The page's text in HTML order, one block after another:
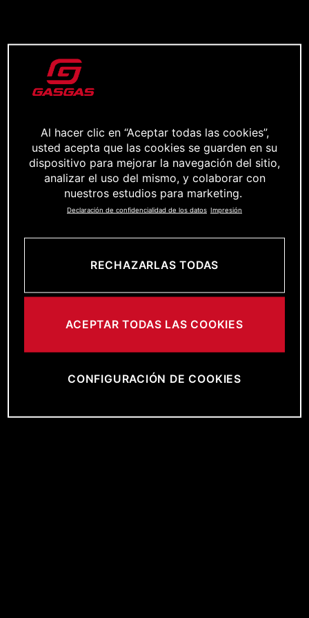
Al hacer clic en “Aceptar todas las cookies”,
usted acepta que las cookies se guarden en su
dispositivo para mejorar la navegación del sitio,
analizar el uso del mismo, y colaborar con
nuestros estudios para marketing.
Declaración de confidencialidad de los datos Impresión
RECHAZARLAS TODAS
ACEPTAR TODAS LAS COOKIES
CONFIGURACIÓN DE COOKIES